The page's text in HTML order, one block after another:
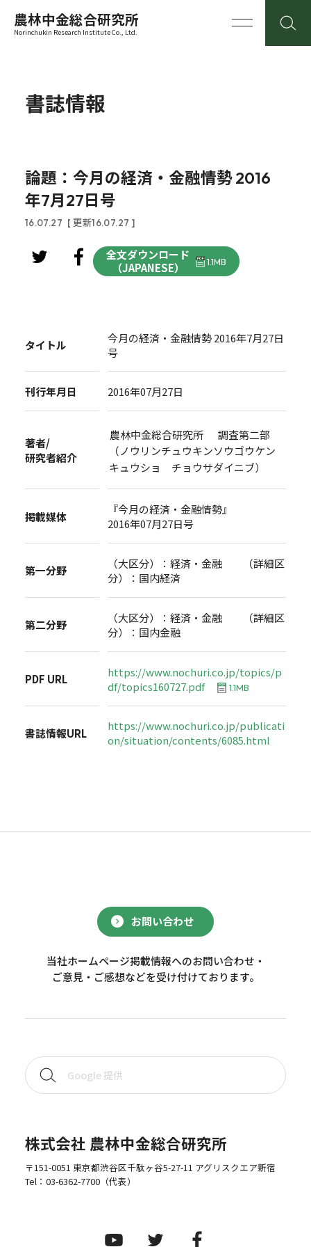
農林中金総合研究所
Norinchukin Research Institute Co., Ltd.
書誌情報
論題：今月の経済・金融情勢 2016
年7月27日号
16.07.27 [ 更新16.07.27 ]
全文ダウンロード
（JAPANESE）
1.1MB
タイトル
今月の経済・金融情勢 2016年7月27日
号
刊行年月日 2016年07月27日
著者/
研究者紹介
農林中金総合研究所 調査第二部
（ノウリンチュウキンソウゴウケン
キュウショ チョウサダイニブ）
掲載媒体
『今月の経済・金融情勢』
2016年07月27日号
第一分野
（大区分）：経済・金融 （詳細区
分）：国内経済
第二分野
（大区分）：経済・金融 （詳細区
分）：国内金融
PDF URL
https://www.nochuri.co.jp/topics/p
df/topics160727.pdf
1.1MB
書誌情報URL
https://www.nochuri.co.jp/publicati
on/situation/contents/6085.html
お問い合わせ
当社ホームページ掲載情報へのお問い合わせ・
ご意見・ご感想などを受け付けております。
株式会社 農林中金総合研究所
〒151-0051 東京都渋谷区千駄ヶ谷5-27-11 アグリスクエア新宿
Tel： 03-6362-7700（代表）